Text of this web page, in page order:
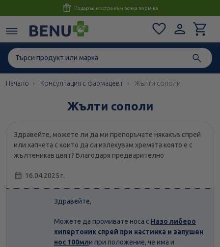
Консултация с магистър-фармацевт до 1 час
Начало Консултация с фармацевт Жълти сополи
Жълти сополи
Здравейте, можете ли да ми препоръчате някакъв спрей
или хапчета с които да си излекувам хремата която е с
жълтеникав цвят? Благодаря предварително
16.04.2025 г.
Здравейте,
Можете да промивате носа с Назо либеро
хипертоник спрей при настинка и запушен
нос 100мли при положение, че има и